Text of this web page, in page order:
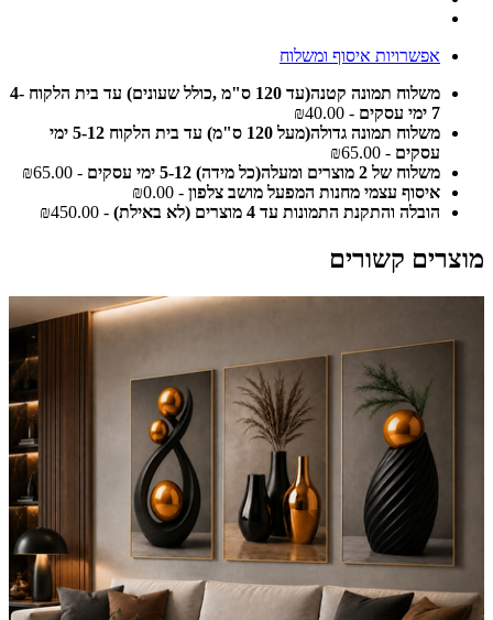
אפשרויות איסוף ומשלוח
משלוח תמונה קטנה(עד 120 ס"מ ,כולל שעונים) עד בית הלקוח 4-
7 ימי עסקים
- ₪40.00
משלוח תמונה גדולה(מעל 120 ס"מ) עד בית הלקוח 5-12 ימי
עסקים - ₪65.00
משלוח של 2 מוצרים ומעלה(כל מידה) 5-12 ימי עסקים
- ₪65.00
איסוף עצמי מחנות המפעל מושב צלפון - ₪0.00
הובלה והתקנת התמונות עד 4 מוצרים (לא באילת)
- ₪450.00
מוצרים קשורים